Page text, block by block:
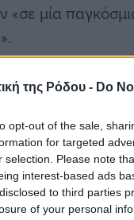
της Ρόδου - Do
opt-out of the sale,
for targeted
selection. Please note
interest-based ads
to third parties
of your personal
«σε μία
πληθυσμούς
υποφέρουν ήδη
στην έκθεση